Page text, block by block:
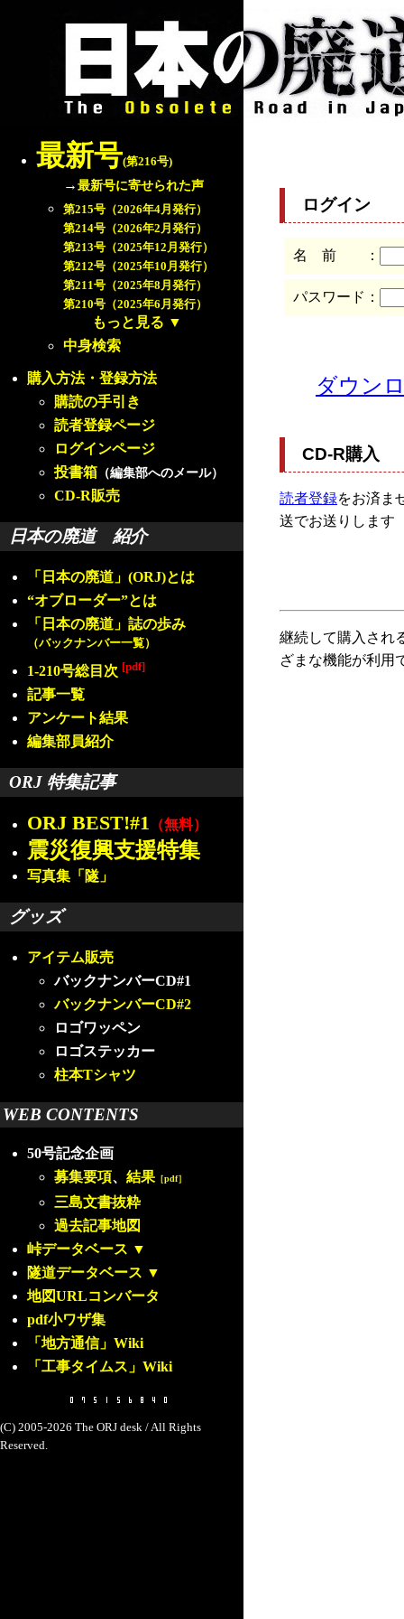
最新号(第216号)
→最新号に寄せられた声
第215号（2026年4月発行）
第214号（2026年2月発行）
第213号（2025年12月発行）
第212号（2025年10月発行）
第211号（2025年8月発行）
第210号（2025年6月発行）
もっと見る ▼
中身検索
購入方法・登録方法
購読の手引き
読者登録ページ
ログインページ
投書箱 （編集部へのメール）
CD-R販売
日本の廃道 紹介
「日本の廃道」(ORJ)とは
“オブローダー”とは
「日本の廃道」誌の歩み
（バックナンバー一覧）
1-210号総目次 [pdf]
記事一覧
アンケート結果
編集部員紹介
ORJ 特集記事
ORJ BEST!#1 （無料）
震災復興支援特集
写真集「隧」
グッズ
アイテム販売
バックナンバーCD#1
バックナンバーCD#2
ロゴワッペン
ロゴステッカー
柱本Tシャツ
WEB CONTENTS
50号記念企画
募集要項、 結果 ［pdf］
三島文書抜粋
過去記事地図
峠データベース ▼
隧道データベース ▼
地図URLコンバータ
pdf小ワザ集
「地方通信」Wiki
「工事タイムス」Wiki
(C) 2005-2026 The ORJ desk / All Rights
Reserved.
ログイン
名 前 ：
パスワード：
ダウン
CD-R購入
読者登録をお済ま
送でお送りします
継続して購入され
ざまな機能が利用